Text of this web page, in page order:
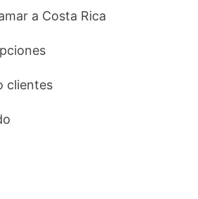
a Costa Rica
clientes